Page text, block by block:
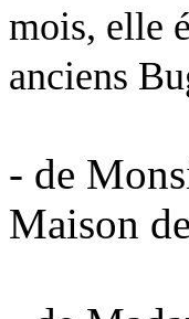
mois, elle
anciens
- de
Maison